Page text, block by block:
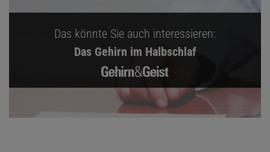
Das könnte Sie auch interessieren:
Das Gehirn im Halbschlaf